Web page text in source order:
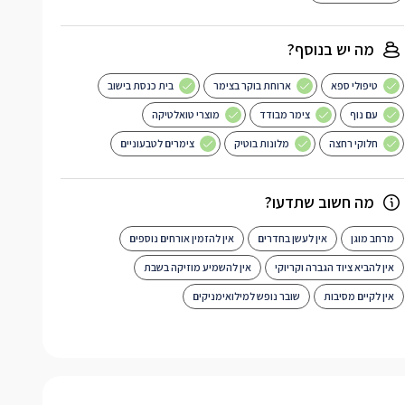
מה יש בנוסף?
טיפולי ספא ארוחת בוקר בצימר בית כנסת בישוב
עם נוף צימר מבודד מוצרי טואלטיקה
חלוקי רחצה מלונות בוטיק צימרים לטבעוניים
מה חשוב שתדעו?
מרחב מוגן אין לעשן בחדרים אין להזמין אורחים נוספים
אין להביא ציוד הגברה וקריוקי אין להשמיע מוזיקה בשבת
אין לקיים מסיבות שובר נופש למילואימניקים